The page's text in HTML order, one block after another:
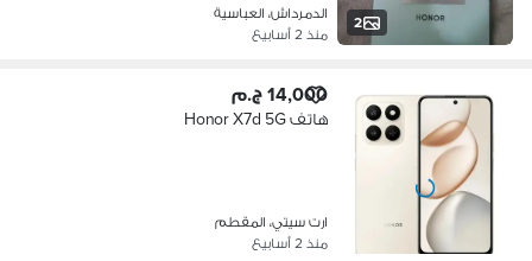
2
الدمرداش، العباسية
منذ 2 أسابيع
14,000 ج.م
هاتف Honor X7d 5G
ارت سيتي، المقطم
منذ 2 أسابيع